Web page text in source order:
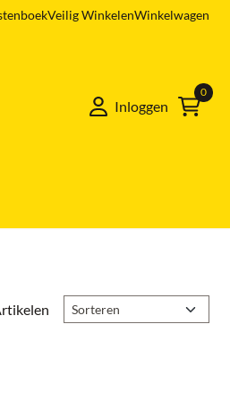
Veilig WinkelenWinkelwagen
Inloggen
0
Sorteermethode